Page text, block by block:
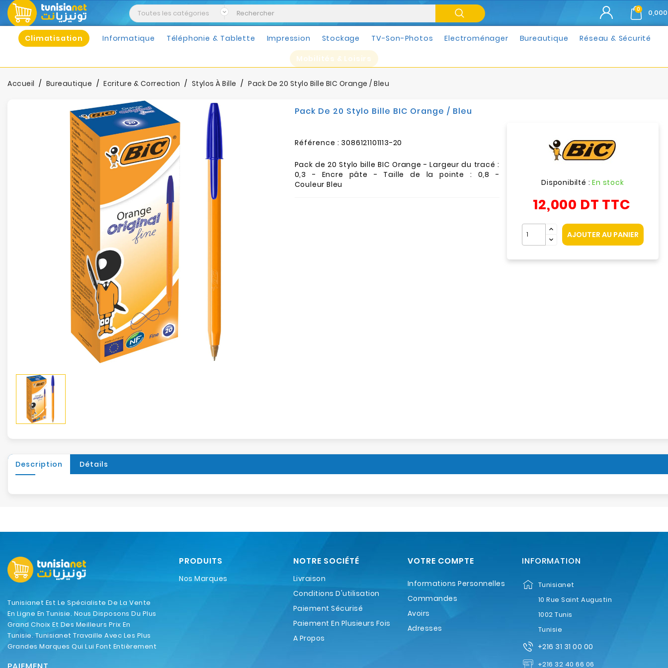
0
Climatisation Informatique Téléphonie & Tablette Impression Stockage TV-Son-Photos Electroménager Bureautique Réseau & Sécurité
Mobilités & Loisirs
Accueil Bureautique Ecriture & Correction Stylos À Bille Pack De 20 Stylo Bille BIC Orange / Bleu
Pack De 20 Stylo Bille BIC Orange / Bleu
Référence : 3086121101113-20
Pack de 20 Stylo bille BIC Orange - Largeur du tracé :
0,3 - Encre pâte - Taille de la pointe : 0,8 -
Couleur Bleu
Disponibilté :En stock
12,000 DT TTC
AJOUTER AU PANIER
Description Détails
Tunisianet Est Le Spécialiste De La Vente
En Ligne En Tunisie. Nous Disposons Du Plus
Grand Choix Et Des Meilleurs Prix En
Tunisie. Tunisianet Travaille Avec Les Plus
Grandes Marques Qui Lui Font Entièrement
PRODUITS
Nos Marques
NOTRE SOCIÉTÉ
Livraison
Conditions D'utilisation
Paiement Sécurisé
Paiement En Plusieurs Fois
A Propos
VOTRE COMPTE
Informations Personnelles
Commandes
Avoirs
Adresses
INFORMATION
Tunisianet
10 Rue Saint Augustin
1002 Tunis
Tunisie
+216 31 31 00 00
+216 32 40 66 06